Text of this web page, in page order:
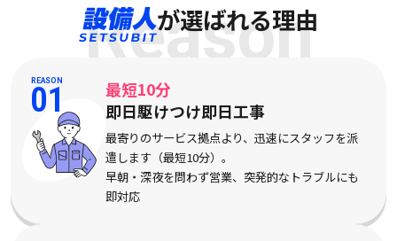
Reason
が選ばれる理由
REASON
01
最短10分
即日駆けつけ即日工事
最寄りのサービス拠点より、迅速にスタッフを派
遣します（最短10分）。
早朝・深夜を問わず営業、突発的なトラブルにも
即対応